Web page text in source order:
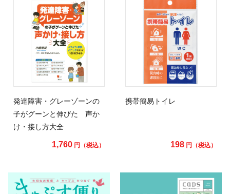
発達障害・グレーゾーンの
子がグーンと伸びた 声か
け・接し方大全
1,760円（税込）
携帯簡易トイレ
198 円（税込）